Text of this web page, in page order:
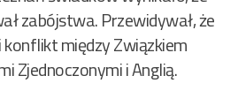
zabójstwa. Przewidywał, że
między Związkiem
Zjednoczonymi i Anglią.